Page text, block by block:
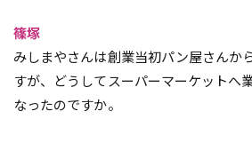
篠塚
みしまやさんは創業当初パン屋さんか
すが、どうしてスーパーマーケットへ
なったのですか。